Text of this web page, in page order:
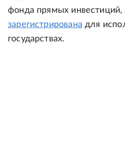
фонда прямых инвестиций,
зарегистрирована для
государствах.